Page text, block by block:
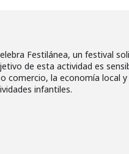
Festilánea, un festival
de esta actividad es
la economía local
infantiles.